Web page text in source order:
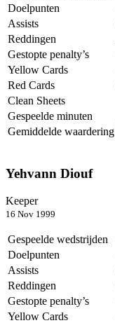
Doelpunten
Assists
Reddingen
Gestopte penalty’s
Yellow Cards
Red Cards
Clean Sheets
Gespeelde minuten
Gemiddelde waardering
Yehvann Diouf
Keeper
16 Nov 1999
Gespeelde wedstrijden
Doelpunten
Assists
Reddingen
Gestopte penalty’s
Yellow Cards